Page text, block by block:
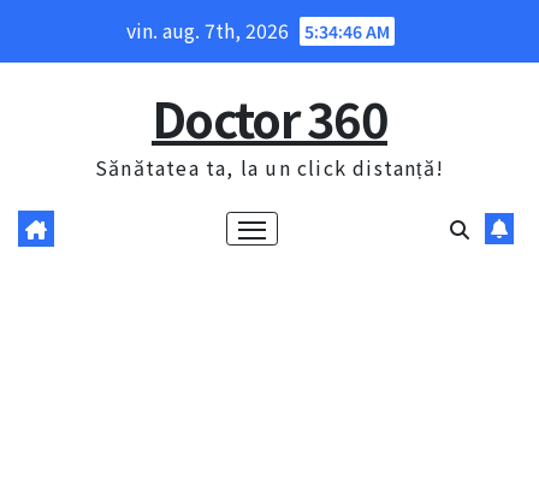
vin. aug. 7th, 2026 5:34:46 AM
Doctor 360
Sănătatea ta, la un click distanță!